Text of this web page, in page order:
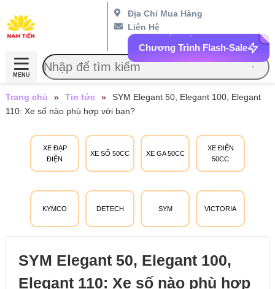
Địa Chỉ Mua Hàng
Liên Hệ
Chương Trình Flash-Sale
MENU
XE ĐẠP
ĐIỆN
XE SỐ 50CC XE GA 50CC
XE ĐIỆN
50CC
KYMCO DETECH SYM VICTORIA
Trang chủ » Tin tức »
SYM Elegant 50, Elegant 100, Elegant
110: Xe số nào phù hợp với bạn?
SYM Elegant 50, Elegant 100,
Elegant 110: Xe số nào phù hợp